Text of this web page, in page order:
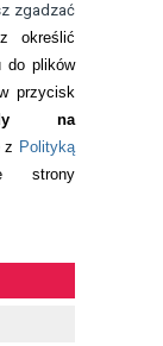
zgadzać
określić
do plików
przycisk
na
z Polityką